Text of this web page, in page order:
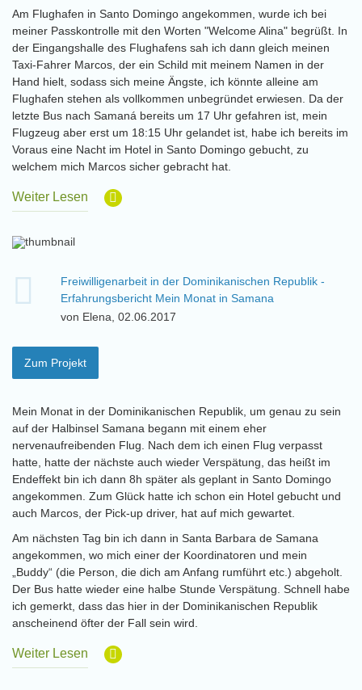
Am Flughafen in Santo Domingo angekommen, wurde ich bei
meiner Passkontrolle mit den Worten "Welcome Alina" begrüßt. In
der Eingangshalle des Flughafens sah ich dann gleich meinen
Taxi-Fahrer Marcos, der ein Schild mit meinem Namen in der
Hand hielt, sodass sich meine Ängste, ich könnte alleine am
Flughafen stehen als vollkommen unbegründet erwiesen. Da der
letzte Bus nach Samaná bereits um 17 Uhr gefahren ist, mein
Flugzeug aber erst um 18:15 Uhr gelandet ist, habe ich bereits im
Voraus eine Nacht im Hotel in Santo Domingo gebucht, zu
welchem mich Marcos sicher gebracht hat.
Weiter Lesen
Freiwilligenarbeit in der Dominikanischen Republik -
Erfahrungsbericht Mein Monat in Samana
von Elena, 02.06.2017
Zum Projekt
Mein Monat in der Dominikanischen Republik, um genau zu sein
auf der Halbinsel Samana begann mit einem eher
nervenaufreibenden Flug. Nach dem ich einen Flug verpasst
hatte, hatte der nächste auch wieder Verspätung, das heißt im
Endeffekt bin ich dann 8h später als geplant in Santo Domingo
angekommen. Zum Glück hatte ich schon ein Hotel gebucht und
auch Marcos, der Pick-up driver, hat auf mich gewartet.
Am nächsten Tag bin ich dann in Santa Barbara de Samana
angekommen, wo mich einer der Koordinatoren und mein
„Buddy“ (die Person, die dich am Anfang rumführt etc.) abgeholt.
Der Bus hatte wieder eine halbe Stunde Verspätung. Schnell habe
ich gemerkt, dass das hier in der Dominikanischen Republik
anscheinend öfter der Fall sein wird.
Weiter Lesen